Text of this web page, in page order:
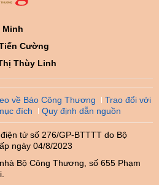
Minh
Cường
Thùy Linh
về Báo Công Thương
Trao đổi với
đích Quy định dẫn nguồn
tử số 276/GP-BTTTT do Bộ
ngày 04/8/2023
Bộ Công Thương, số 655 Phạm